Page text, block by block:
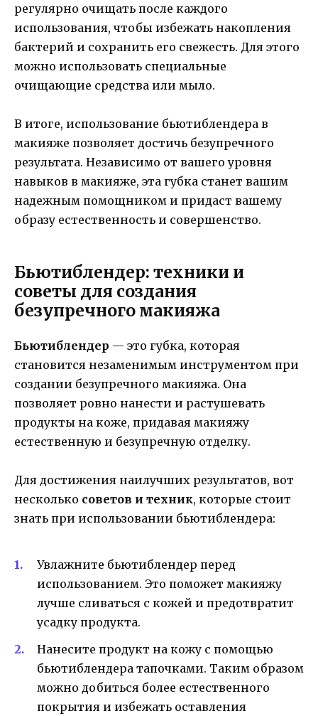
регулярно очищать после каждого
использования, чтобы избежать накопления
бактерий и сохранить его свежесть. Для этого
можно использовать специальные
очищающие средства или мыло.
В итоге, использование бьютиблендера в
макияже позволяет достичь безупречного
результата. Независимо от вашего уровня
навыков в макияже, эта губка станет вашим
надежным помощником и придаст вашему
образу естественность и совершенство.
Бьютиблендер: техники и
советы для создания
безупречного макияжа
Бьютиблендер — это губка, которая
становится незаменимым инструментом при
создании безупречного макияжа. Она
позволяет ровно нанести и растушевать
продукты на коже, придавая макияжу
естественную и безупречную отделку.
Для достижения наилучших результатов, вот
несколько советов и техник, которые стоит
знать при использовании бьютиблендера:
Увлажните бьютиблендер перед
использованием. Это поможет макияжу
лучше сливаться с кожей и предотвратит
усадку продукта.
Нанесите продукт на кожу с помощью
бьютиблендера тапочками. Таким образом
можно добиться более естественного
покрытия и избежать оставления